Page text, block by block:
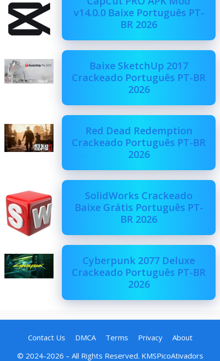
v14.0.0 Baixe Português PT-
BR 2026
Baixe SketchUp 2017
Crackeado Português PT-BR
2026
Red Dead Redemption
Crackeado Português PT-BR
2026
SolidWorks Crackeado
Baixe Grátis Português PT-
BR 2026
Cyberpunk 2077 Deluxe
Crackeado Português PT-BR
2026
Contact Us DMCA Terms Privacy
About
© 2024-2026 – All Rights Reserved. KMSPicoAtivadors